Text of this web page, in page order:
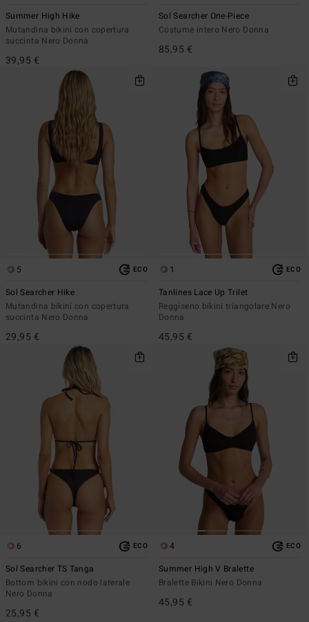
Summer High Hike
Mutandina bikini con copertura
succinta Nero Donna
39,95 €
Sol Searcher One-Piece
Costume intero Nero Donna
85,95 €
5 ECO
Sol Searcher Hike
Mutandina bikini con copertura
succinta Nero Donna
29,95 €
1 ECO
Tanlines Lace Up Trilet
Reggiseno bikini triangolare Nero
Donna
45,95 €
6 ECO
Sol Searcher TS Tanga
Bottom bikini con nodo laterale
Nero Donna
25,95 €
4 ECO
Summer High V Bralette
Bralette Bikini Nero Donna
45,95 €